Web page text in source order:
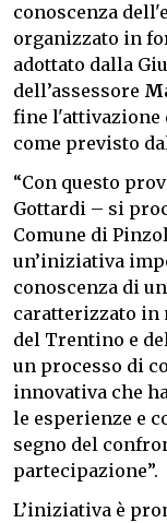
conoscenza
organizzato in
adottato dalla
dell’assessore
fine l'attivazione
come previsto
“Con questo
Gottardi – si
Comune di
un’iniziativa
conoscenza di
caratterizzato in
del Trentino e
un processo di
innovativa che
le esperienze e
segno del
partecipazione”.
L’iniziativa è